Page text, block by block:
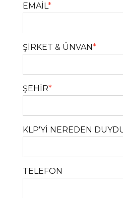
EMAİL*
ŞİRKET & ÜNVAN*
ŞEHİR*
KLP'Yİ NEREDEN
TELEFON